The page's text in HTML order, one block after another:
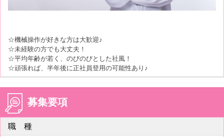
☆機械操作が好きな方は大歓迎♪
☆未経験の方でも大丈夫！
☆平均年齢が若く、のびのびとした社風！
☆頑張れば、半年後に正社員登用の可能性あり♪
募集要項
職 種